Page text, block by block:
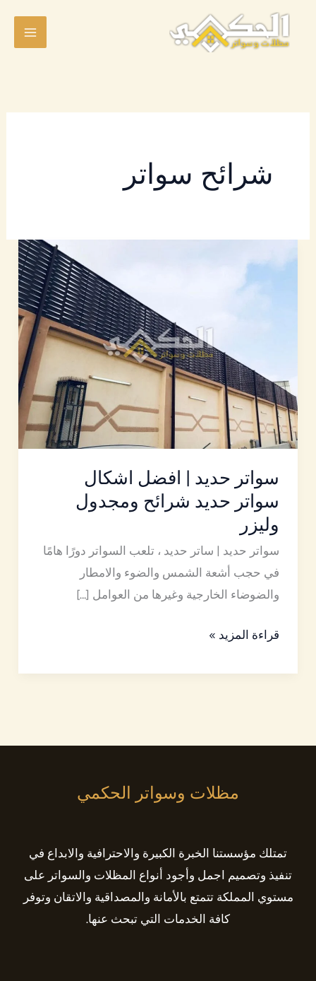
تخطي
شرائح سواتر
سواتر حديد | افضل اشكال
سواتر حديد شرائح ومجدول
وليزر
سواتر حديد | ساتر حديد ، تلعب السواتر دورًا هامًا
في حجب أشعة الشمس والضوء والامطار
والضوضاء الخارجية وغيرها من العوامل […]
حديد
شرائح
ومجدول
وليزر
قراءة المزيد »
مظلات وسواتر الحكمي
تمتلك مؤسستنا الخبرة الكبيرة والاحترافية والابداع في
تنفيذ وتصميم اجمل وأجود أنواع المظلات والسواتر على
مستوي المملكة تتمتع بالأمانة والمصداقية والاتقان وتوفر
كافة الخدمات التي تبحث عنها.